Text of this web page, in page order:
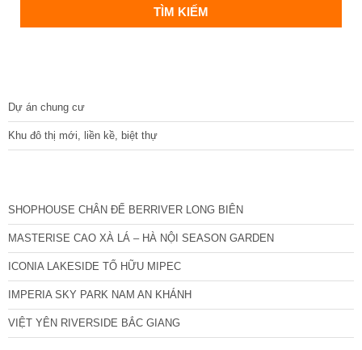
Dự án chung cư
Khu đô thị mới, liền kề, biệt thự
SHOPHOUSE CHÂN ĐẾ BERRIVER LONG BIÊN
MASTERISE CAO XÀ LÁ – HÀ NỘI SEASON GARDEN
ICONIA LAKESIDE TỐ HỮU MIPEC
IMPERIA SKY PARK NAM AN KHÁNH
VIỆT YÊN RIVERSIDE BẮC GIANG